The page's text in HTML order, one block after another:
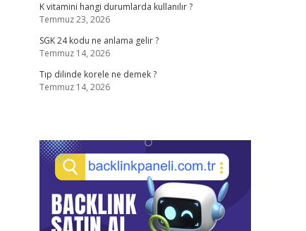
K vitamini hangi durumlarda kullanılır ?
Temmuz 23, 2026
SGK 24 kodu ne anlama gelir ?
Temmuz 14, 2026
Tıp dilinde korele ne demek ?
Temmuz 14, 2026